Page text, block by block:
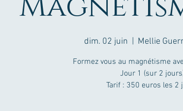
dim. 02 juin Mellie
Formez vous au magnétisme
Jour 1 (sur 2
Tarif : 350 euros les 2